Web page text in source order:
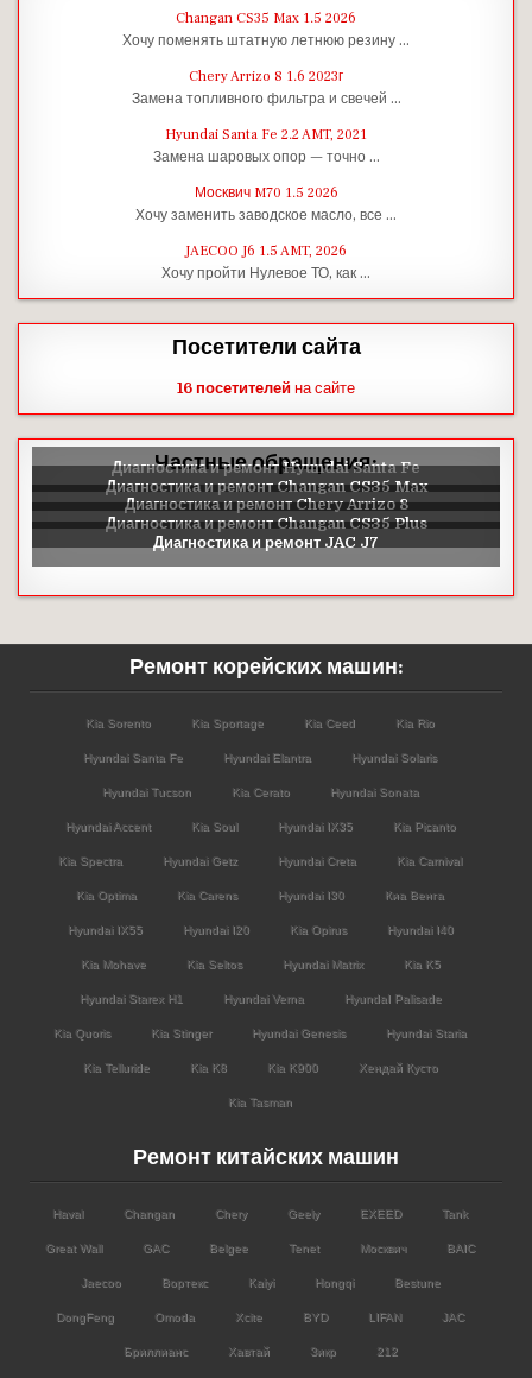
Changan CS35 Max 1.5 2026
Хочу поменять штатную летнюю резину …
Chery Arrizo 8 1.6 2023г
Замена топливного фильтра и свечей …
Hyundai Santa Fe 2.2 AMT, 2021
Замена шаровых опор — точно …
Москвич M70 1.5 2026
Хочу заменить заводское масло, все …
JAECOO J6 1.5 AMT, 2026
Хочу пройти Нулевое ТО, как …
Посетители сайта
16 посетителей на сайте
Частные обращения:
Ремонт корейских машин:
Kia Sorento Kia Sportage Kia Ceed Kia Rio
Hyundai Santa Fe Hyundai Elantra Hyundai Solaris
Hyundai Tucson Kia Cerato Hyundai Sonata
Hyundai Accent Kia Soul Hyundai IX35 Kia Picanto
Kia Spectra Hyundai Getz Hyundai Creta Kia Carnival
Kia Optima Kia Carens Hyundai I30 Киа Венга
Hyundai IX55 Hyundai I20 Kia Opirus Hyundai I40
Kia Mohave Kia Seltos Hyundai Matrix Kia K5
Hyundai Starex H1 Hyundai Verna HyundaI Palisade
Kia Quoris Kia Stinger Hyundai Genesis Hyundai Staria
Kia Telluride Kia K8 Kia K900 Хендай Кусто
Kia Tasman
Ремонт китайских машин
Haval Changan Chery Geely EXEED Tank
Great Wall GAC Belgee Tenet Москвич BAIC
Jaecoo Вортекс Kaiyi Hongqi Bestune
DongFeng Omoda Xcite BYD LIFAN JAC
Бриллианс Хавтай Зикр 212